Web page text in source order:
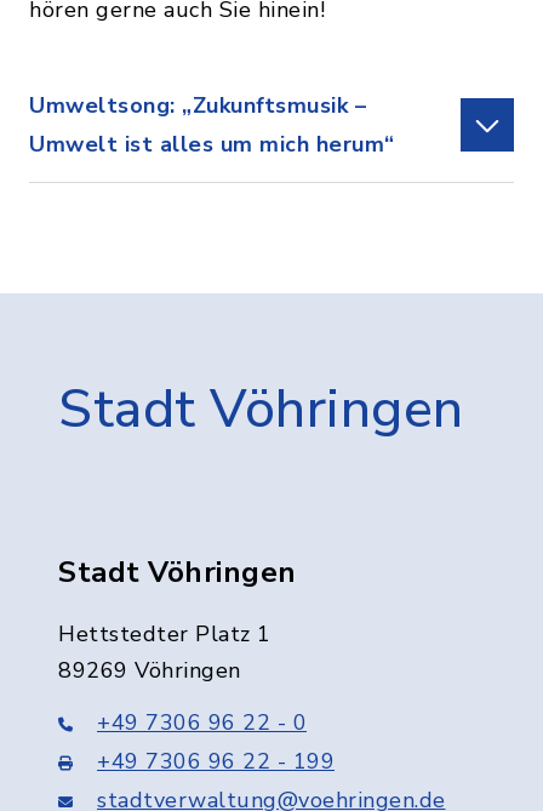
hören gerne auch Sie hinein!
Umweltsong: „Zukunftsmusik –
Umwelt ist alles um mich herum“
Stadt Vöhringen
Stadt Vöhringen
Hettstedter Platz 1
89269 Vöhringen
+49 7306 96 22 - 0
+49 7306 96 22 - 199
stadtverwaltung@voehringen.de